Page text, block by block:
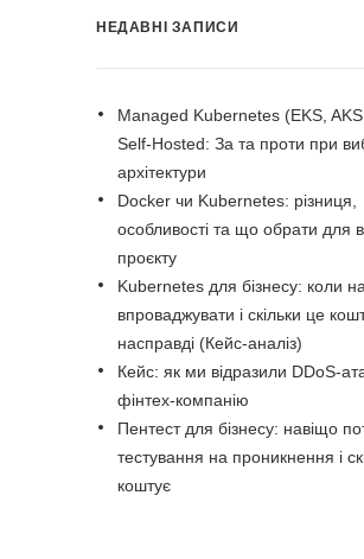
НЕДАВНІ ЗАПИСИ
Managed Kubernetes (EKS,
Self-Hosted: За та проти при
архітектури
Docker чи Kubernetes: різниця,
особливості та що обрати для
проєкту
Kubernetes для бізнесу: коли
впроваджувати і скільки це
насправді (Кейс-аналіз)
Кейс: як ми відразили DDoS-
фінтех-компанію
Пентест для бізнесу: навіщо
тестування на проникнення і
коштує